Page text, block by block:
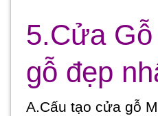
5.Cửa
gỗ đẹp
A.Cấu tạo cửa gỗ